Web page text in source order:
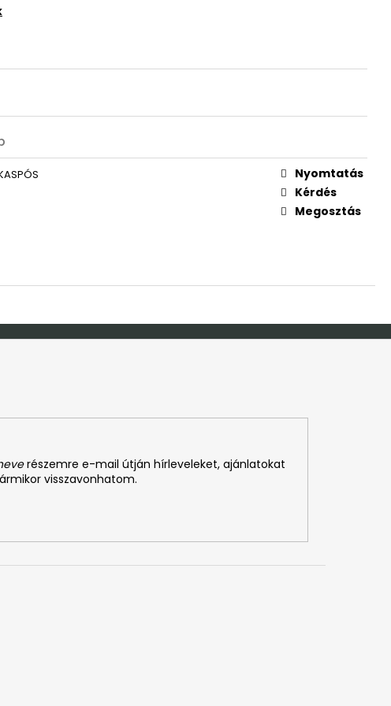
Nyomtatás
Kérdés
Megosztás
TARTÓ ÁLLVÁNY
AJÁNDÉK NÉVVEL
részemre e-mail útján hírleveleket, ajánlatokat
visszavonhatom.